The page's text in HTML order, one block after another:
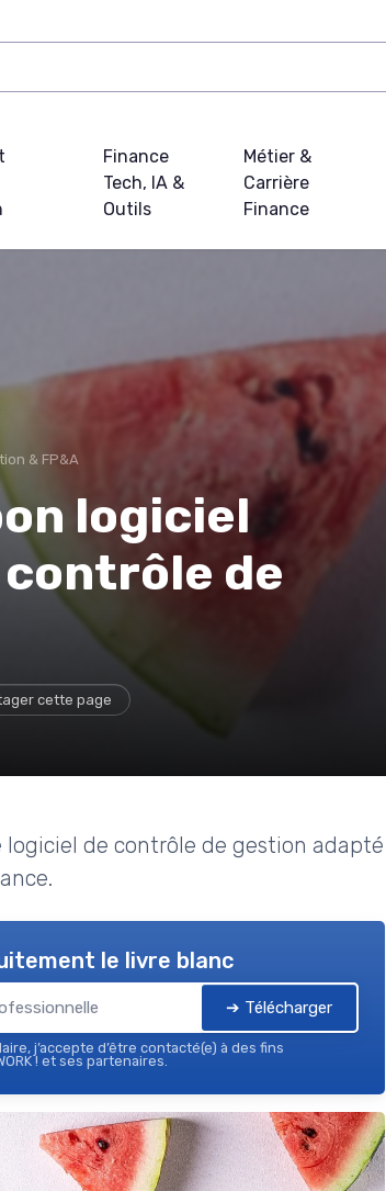
Finance
Tech, IA &
Outils
Métier &
Carrière
Finance
& FP&A
logiciel
de
cette page
de contrôle de gestion adapté
le livre blanc
➔ Télécharger
j’accepte d’être contacté(e) à des fins
! et ses partenaires.